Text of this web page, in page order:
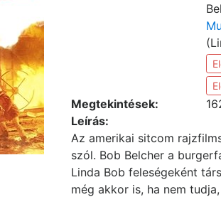
Megtekintések:
Leírás:
Az amerikai sitcom
szól. Bob Belcher a
Linda Bob feleségeként
még akkor is, ha nem